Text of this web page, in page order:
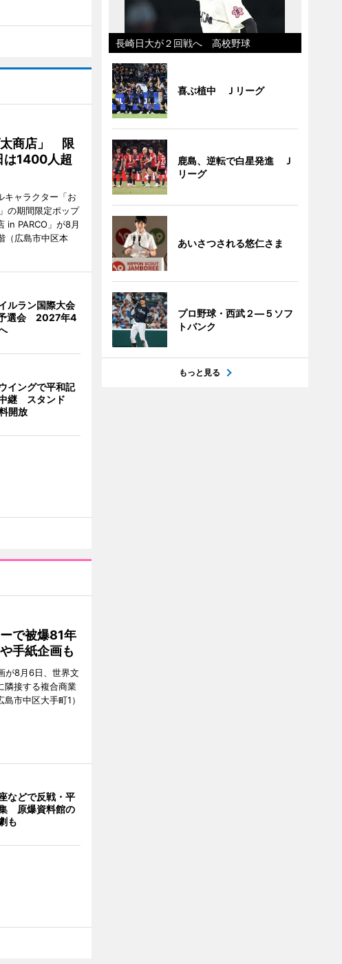
太商店」 限
は1400人超
キャラクター「お
の期間限定ポップ
in PARCO」が8月
（広島市中区本
ルラン国際大会
予選会 2027年4
イングで平和記
継 スタンド
開放
で被爆81年
手紙企画も
が8月6日、世界文
隣接する複合商業
市中区大手町1）
などで反戦・平
原爆資料館の
も
長崎日大が２回戦へ 高校野球
喜ぶ植中 Ｊリーグ
鹿島、逆転で白星発進 Ｊ
リーグ
あいさつされる悠仁さま
プロ野球・西武２―５ソフ
トバンク
もっと見る